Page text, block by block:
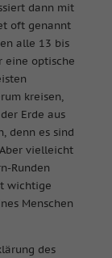
dann mit
oft genannt
alle 13 bis
eine optische
kreisen,
Erde aus
denn es sind
vielleicht
Runden
wichtige
Menschen
des